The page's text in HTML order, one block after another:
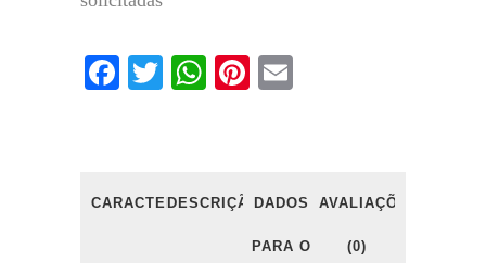
Facebook
TwitterWhatsApp
Pinterest
CARACTERÍSTICAS
DESCRIÇÃODADOS
PARA O
AVALIAÇÕES
(0)